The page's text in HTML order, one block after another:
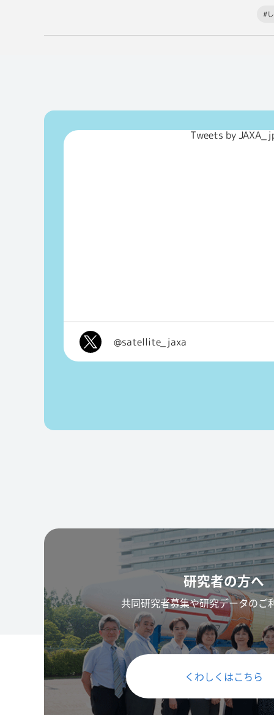
#
Tweets by
@satellite_jaxa
研究者の方へ
共同研究者募集や研究データのご
くわしくはこちら